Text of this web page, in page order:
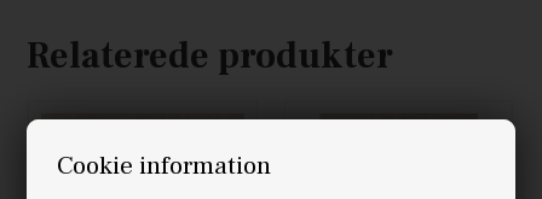
Cookie information
Relaterede produkter